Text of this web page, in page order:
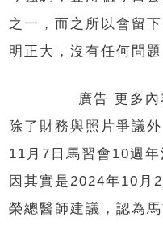
之一，而之所以會留
明正大，沒有任何問題
廣告 更多
除了財務與照片爭議
11月7日馬習會10週
因其實是2024年10月
榮總醫師建議，認為